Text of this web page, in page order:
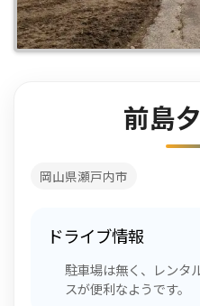
前島
岡山県瀬戸内市
ドライブ情報
駐車場は無く、レンタ
スが便利なようです。